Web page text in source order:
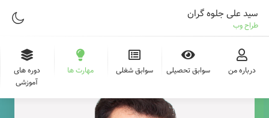
سید علی جلوه گران
طراح وب
درباره من سوابق تحصیلی سوابق شغلی مهارت ها
دوره های
آموزشی